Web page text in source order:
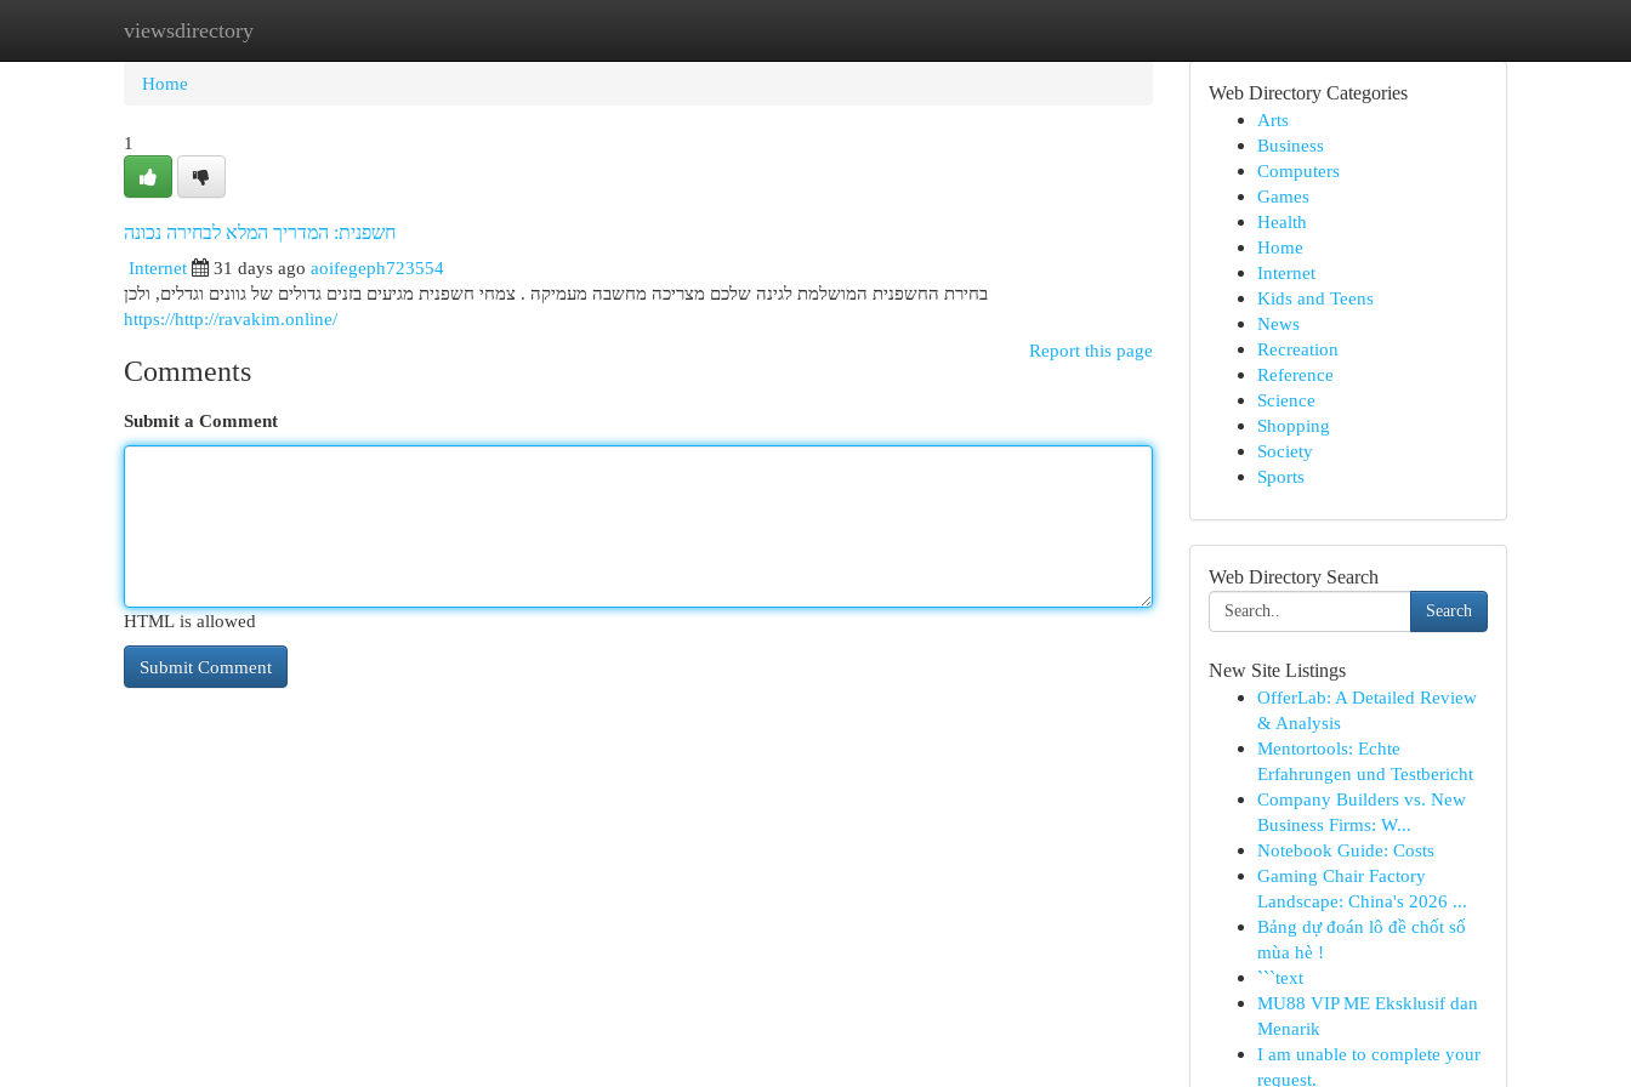
viewsdirectory
Home New Site Listings
Home
1
חשפנית: המדריך המלא לבחירה נכונה
Internet
31 days ago aoifegeph723554
בחירת החשפנית המושלמת לגינה שלכם מצריכה מחשבה מעמיקה . צמחי חשפנית מגיעים בזנים גדולים של גוונים וגדלים, ולכן
https://http://ravakim.online/
Report this page
Comments
Submit a Comment
HTML is allowed
Web Directory Categories
Arts
Business
Computers
Games
Health
Home
Internet
Kids and Teens
News
Recreation
Reference
Science
Shopping
Society
Sports
Web Directory Search
Search
New Site Listings
OfferLab: A Detailed Review
& Analysis
Mentortools: Echte
Erfahrungen und Testbericht
Company Builders vs. New
Business Firms: W...
Notebook Guide: Costs
Gaming Chair Factory
Landscape: China's 2026 ...
Bảng dự đoán lô đề chốt số
mùa hè !
```text
MU88 VIP ME Eksklusif dan
Menarik
I am unable to complete your
request.